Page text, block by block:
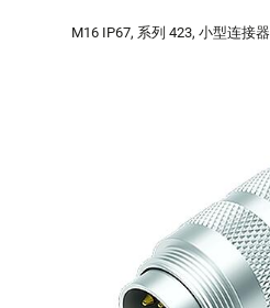
M16 IP67, 系列 423, 小型连接器